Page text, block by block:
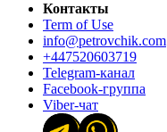
Контакты
Term of Use
info@petrovchik.com
+447520603719
Telegram-канал
Facebook-группа
Viber-чат